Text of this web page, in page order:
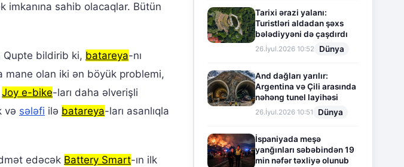
imkanına sahib olacaqlar. Bütün
bildirib ki, batareya-nı
mane olan iki ən böyük problemi,
Joy e-bike-ları daha əlverişli
və sələfi ilə batareya-ları asanlıqla
edəcək Battery Smart-ın ilk
Tarixi ərazi yalanı:
Turistləri aldadan şəxs
bələdiyyəni də çaşdırdı
26.İyul.2026 10:52 Dünya
And dağları yarılır:
Argentina və Çili arasında
nəhəng tunel layihəsi
26.İyul.2026 10:51 Dünya
İspaniyada meşə
yanğınları səbəbindən 19
min nəfər təxliyə olunub